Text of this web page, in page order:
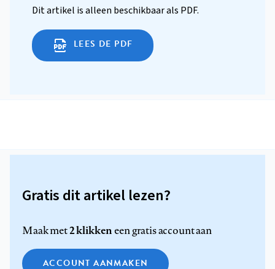
Dit artikel is alleen beschikbaar als PDF.
LEES DE PDF
Gratis dit artikel lezen?
Maak met2 klikkeneen gratis account aan
ACCOUNT AANMAKEN